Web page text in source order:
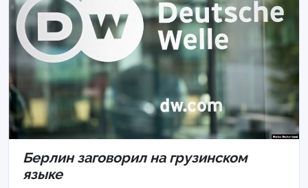
Берлин заговорил на грузинском
языке